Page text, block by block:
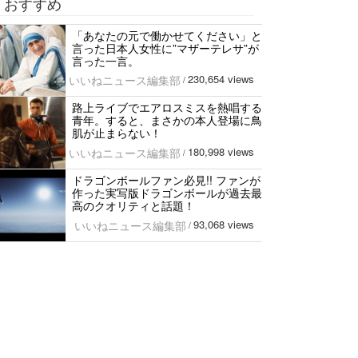
「あなたの元で働かせてください」と
言った日本人女性に”マザーテレサ”が
言った一言。
いいねニュース編集部 / 230,654 views
路上ライブでエアロスミスを熱唱する
青年。すると、まさかの本人登場に鳥
肌が止まらない！
いいねニュース編集部 / 180,998 views
ドラゴンボールファン必見!! ファンが
作った実写版ドラゴンボールが過去最
高のクオリティと話題！
いいねニュース編集部 / 93,068 views